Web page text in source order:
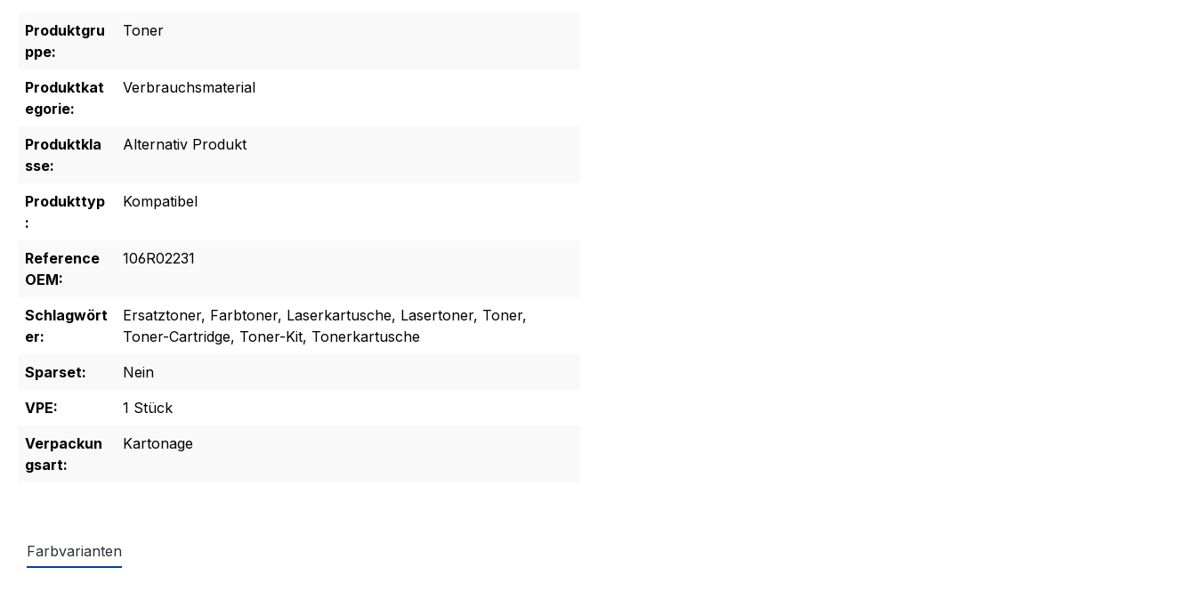
Produktgru
ppe:
Toner
Produktkat
egorie:
Verbrauchsmaterial
Produktkla
sse:
Alternativ Produkt
Produkttyp
:
Kompatibel
Reference
OEM:
106R02231
Schlagwört
er:
Ersatztoner, Farbtoner, Laserkartusche, Lasertoner, Toner,
Toner-Cartridge, Toner-Kit, Tonerkartusche
Sparset:
Nein
VPE:
1 Stück
Verpackun
gsart:
Kartonage
Farbvarianten